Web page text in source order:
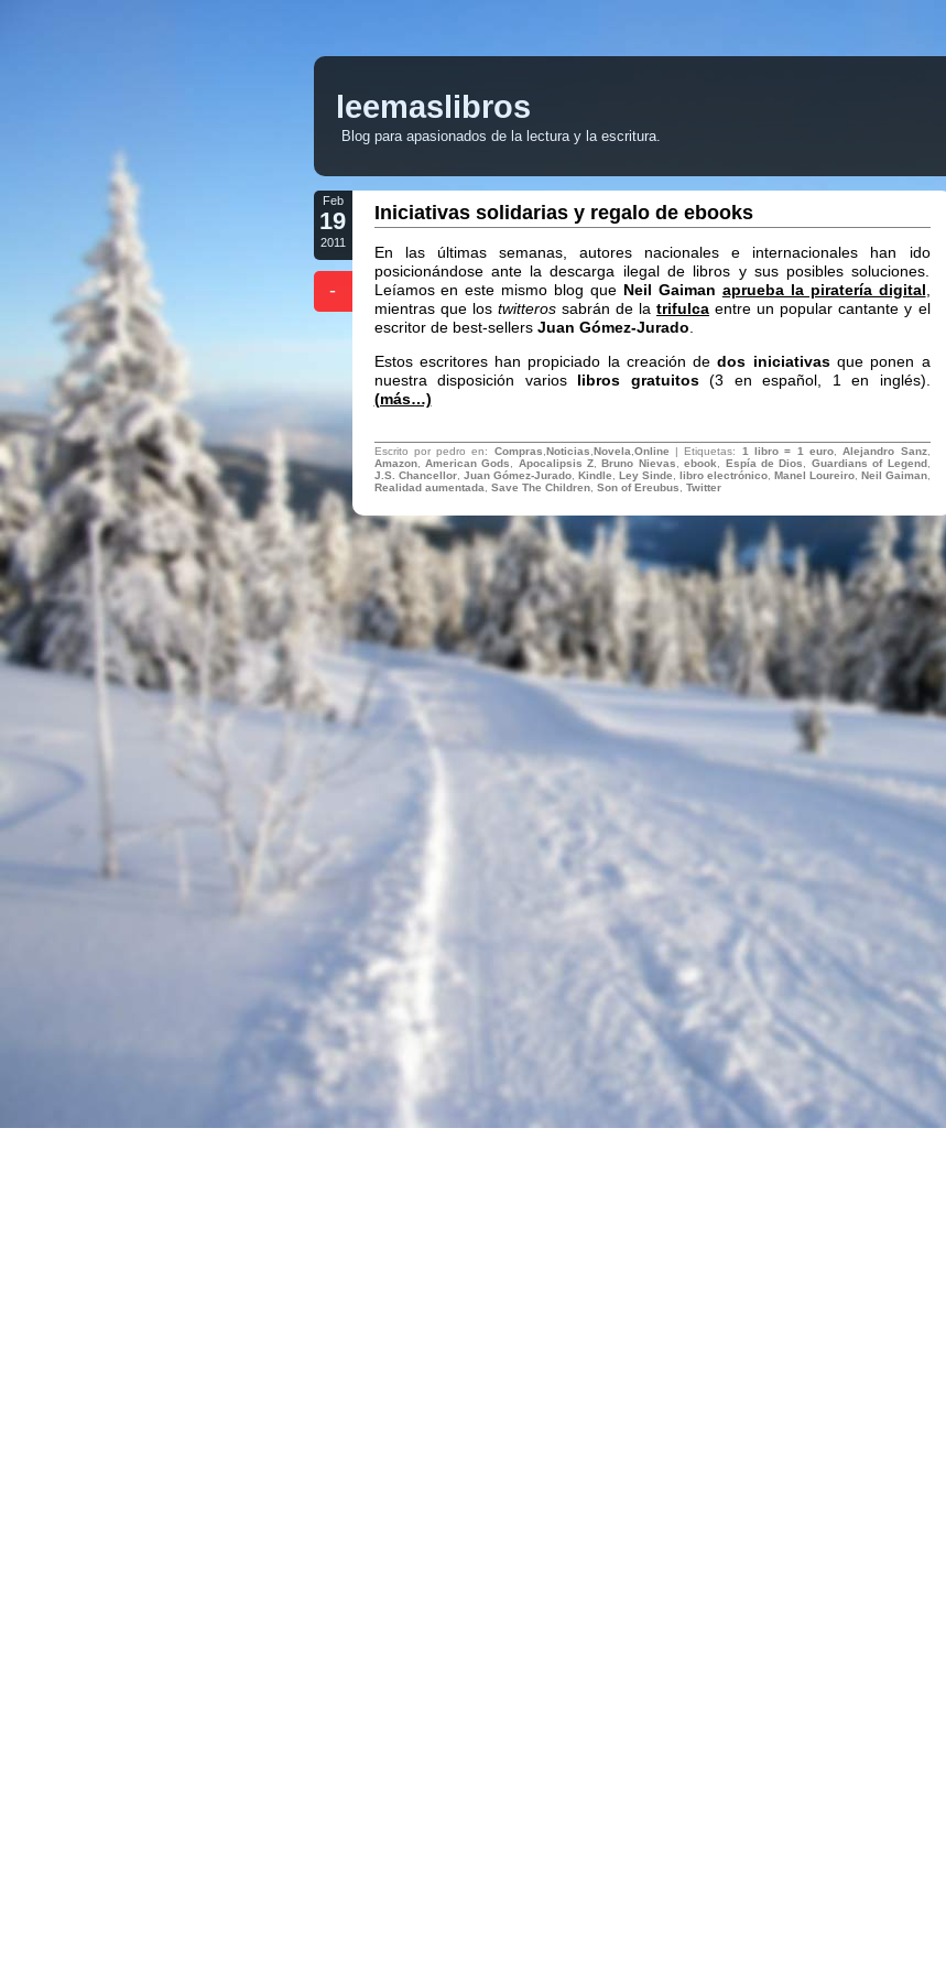
leemaslibros
Blog para apasionados de la lectura y la escritura.
Feb
19
2011
-
Iniciativas solidarias y regalo de ebooks
En las últimas semanas, autores nacionales e internacionales han ido
posicionándose ante la descarga ilegal de libros y sus posibles soluciones.
Leíamos en este mismo blog que Neil Gaiman aprueba la piratería digital
mientras que los twitterossabrán de latrifulca entre un popular cantante y el
escritor de best-sellers Juan Gómez-Jurado
Estos escritores han propiciado la creación dedos iniciativasque ponen a
nuestra disposición varios libros gratuitos (3 en español, 1 en inglés).
(más…)
Escrito por pedro en: Compras Noticias Novela Online | Etiquetas: 1 libro = 1 euro,Alejandro Sanz,
Amazon, American Gods Apocalipsis Z ,Bruno Nievas ,ebook Espía de Dios Guardians of Legend,
J.S. Chancellor, Juan Gómez-Jurado, Kindle Ley Sinde libro electrónico, Manel Loureiro, Neil Gaiman,
Realidad aumentada
Save The Children, Son of Ereubus Twitter